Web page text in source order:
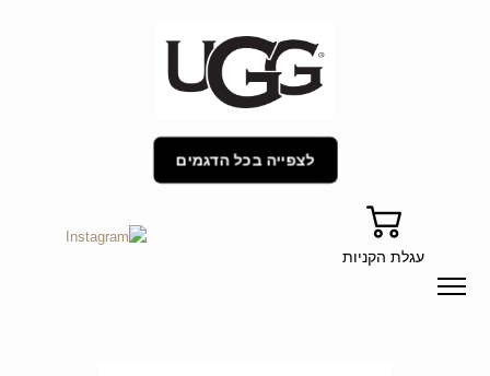
לצפייה בכל הדגמים
עגלת הקניות